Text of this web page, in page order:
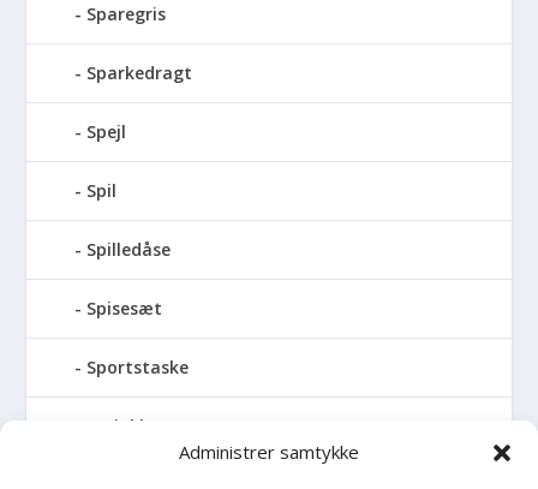
Administrer samtykke
Sparegris
Sparkedragt
Spejl
Spil
Spilledåse
Spisesæt
Sportstaske
Sprinkler